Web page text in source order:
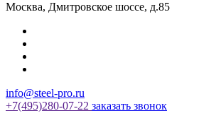
Москва, Дмитровское шоссе, д.85
info@steel-pro.ru
+7(495)280-07-22 заказать звонок